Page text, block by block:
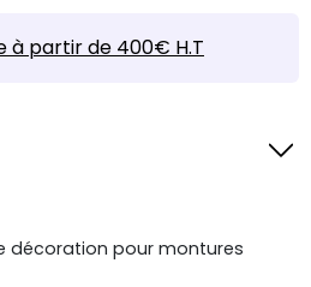
à partir de 400€ H.T
décoration pour montures